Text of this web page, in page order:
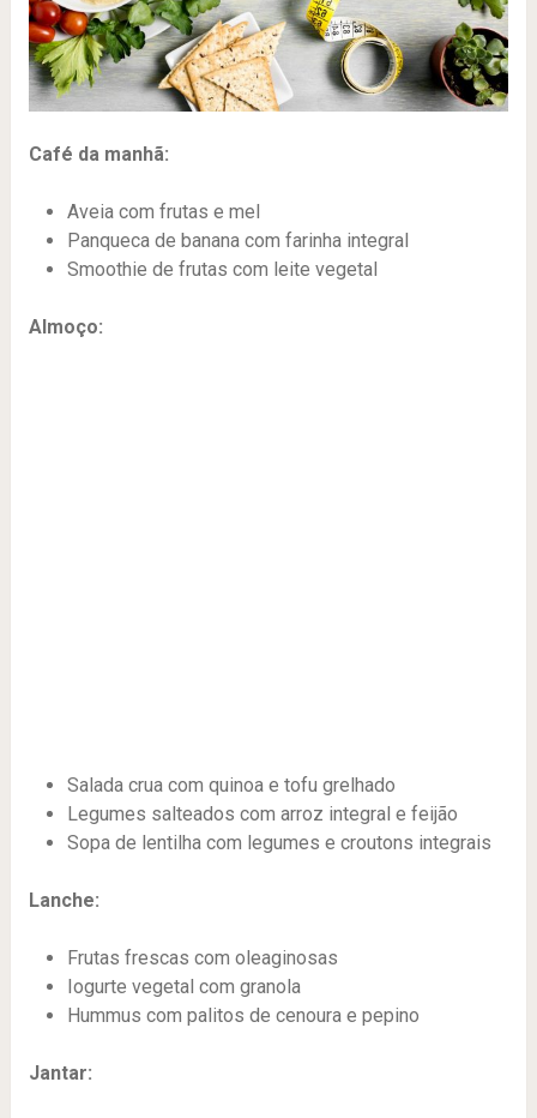
Café da manhã:
Aveia com frutas e mel
Panqueca de banana com farinha integral
Smoothie de frutas com leite vegetal
Almoço:
Salada crua com quinoa e tofu grelhado
Legumes salteados com arroz integral e feijão
Sopa de lentilha com legumes e croutons integrais
Lanche:
Frutas frescas com oleaginosas
Iogurte vegetal com granola
Hummus com palitos de cenoura e pepino
Jantar: